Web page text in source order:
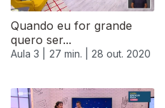
Quando eu for grande
quero ser...
Aula 3 | 27 min. | 28 out. 2020